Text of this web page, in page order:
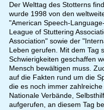
Der Welttag des Stotterns
wurde 1998 von den
"American Speech-
League of Stuttering
Association" sowie der
Leben gerufen. Mit dem Tag
Schwierigkeiten geschaffen
Mensch bewältigen muss.
auf die Fakten rund um die
die es noch immer
Nationale Verbände,
aufgerufen, an diesem Tag